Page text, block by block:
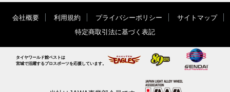
会社概要 利用規約 プライバシーポリシー
サイトマップ
特定商取引法に基づく表記
タイヤワールド館ベストは
宮城で活躍するプロスポーツを応援しています。